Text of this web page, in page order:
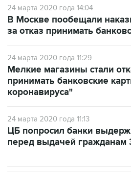
за отказ принимать
24 марта 2020 года 11:29
принимать банковские
коронавируса"
24 марта 2020 года 11:13
перед выдачей гражданам